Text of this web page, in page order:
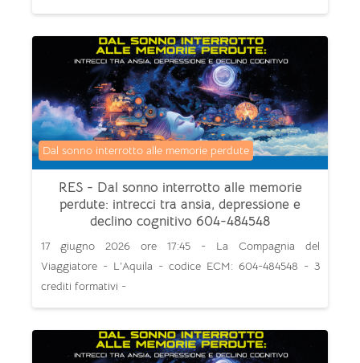
RES - Dal sonno interrotto alle memorie
perdute: intrecci tra ansia, depressione e
declino cognitivo 604-484548
Categoria di corsi
Dal sonno interrotto alle memorie perdute
17 giugno 2026 ore 17:45 - La Compagnia del
Viaggiatore - L’Aquila - codice ECM: 604-484548 - 3
crediti formativi -